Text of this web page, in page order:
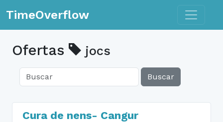
TimeOverflow Toggle
Ofertas jocs
Buscar
Cura de nens- Cangur